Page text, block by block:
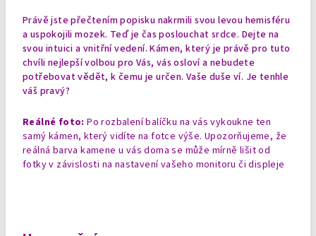
Právě jste přečtením popisku nakrmili svou levou hemisféru
a uspokojili mozek. Teď je čas poslouchat srdce. Dejte na
svou intuici a vnitřní vedení. Kámen, který je právě pro tuto
chvíli nejlepší volbou pro Vás, vás osloví a nebudete
potřebovat vědět, k čemu je určen. Vaše duše ví. Je tenhle
váš pravý?
Reálné foto: Po rozbalení balíčku na vás vykoukne ten
samý kámen, který vidíte na fotce výše. Upozorňujeme, že
reálná barva kamene u vás doma se může mírně lišit od
fotky v závislosti na nastavení vašeho monitoru či displeje